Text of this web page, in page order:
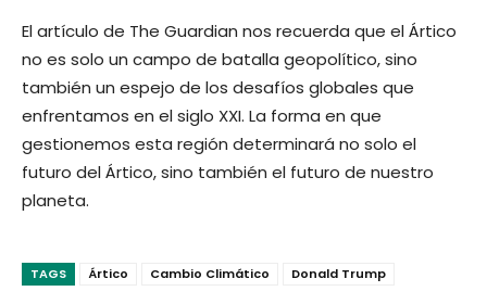
El artículo de The Guardian nos recuerda que el Ártico
no es solo un campo de batalla geopolítico, sino
también un espejo de los desafíos globales que
enfrentamos en el siglo XXI. La forma en que
gestionemos esta región determinará no solo el
futuro del Ártico, sino también el futuro de nuestro
planeta.
TAGS Ártico Cambio Climático Donald Trump